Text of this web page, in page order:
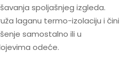
spoljašnjeg izgleda.
laganu termo-izolaciju i čini
samostalno ili u
odeće.